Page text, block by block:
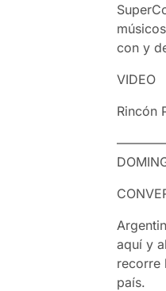
con y
VIDEO
Rincón
aquí y
recorre
país.